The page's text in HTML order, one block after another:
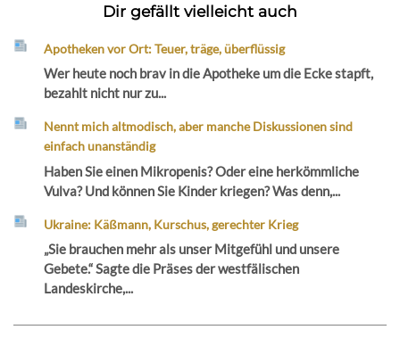
Dir gefällt vielleicht auch
Apotheken vor Ort: Teuer, träge, überflüssig
Wer heute noch brav in die Apotheke um die Ecke stapft,
bezahlt nicht nur zu...
Nennt mich altmodisch, aber manche Diskussionen sind
einfach unanständig
Haben Sie einen Mikropenis? Oder eine herkömmliche
Vulva? Und können Sie Kinder kriegen? Was denn,...
Ukraine: Käßmann, Kurschus, gerechter Krieg
„Sie brauchen mehr als unser Mitgefühl und unsere
Gebete.“ Sagte die Präses der westfälischen
Landeskirche,...